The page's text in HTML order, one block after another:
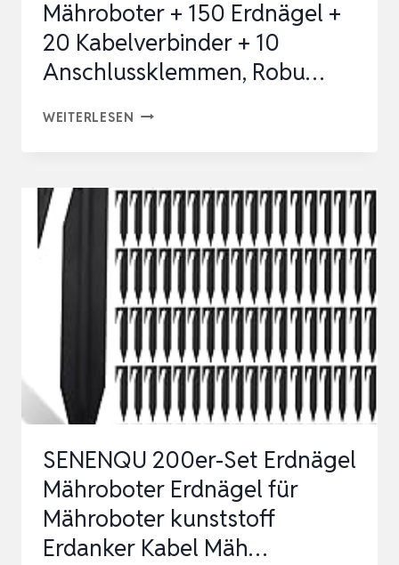
Mähroboter + 150 Erdnägel +
20 Kabelverbinder + 10
Anschlussklemmen, Robu…
WEITERLESEN 250M
+
ERDNÄGEL
20
KABELVERBINDER
+
10
ANSCHLUSSKLEMMEN,
SENENQU 200er-Set Erdnägel
Mähroboter Erdnägel für
Mähroboter kunststoff
Erdanker Kabel Mäh…